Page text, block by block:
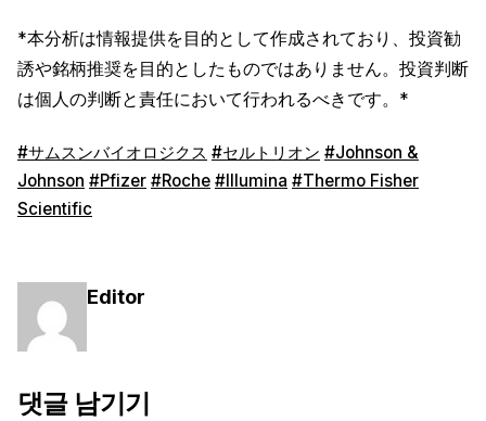
*本分析は情報提供を目的として作成されており、投資勧
誘や銘柄推奨を目的としたものではありません。投資判断
は個人の判断と責任において行われるべきです。*
#サムスンバイオロジクス #セルトリオン #Johnson &
Johnson #Pfizer #Roche #Illumina #Thermo Fisher
Scientific
Editor
댓글 남기기